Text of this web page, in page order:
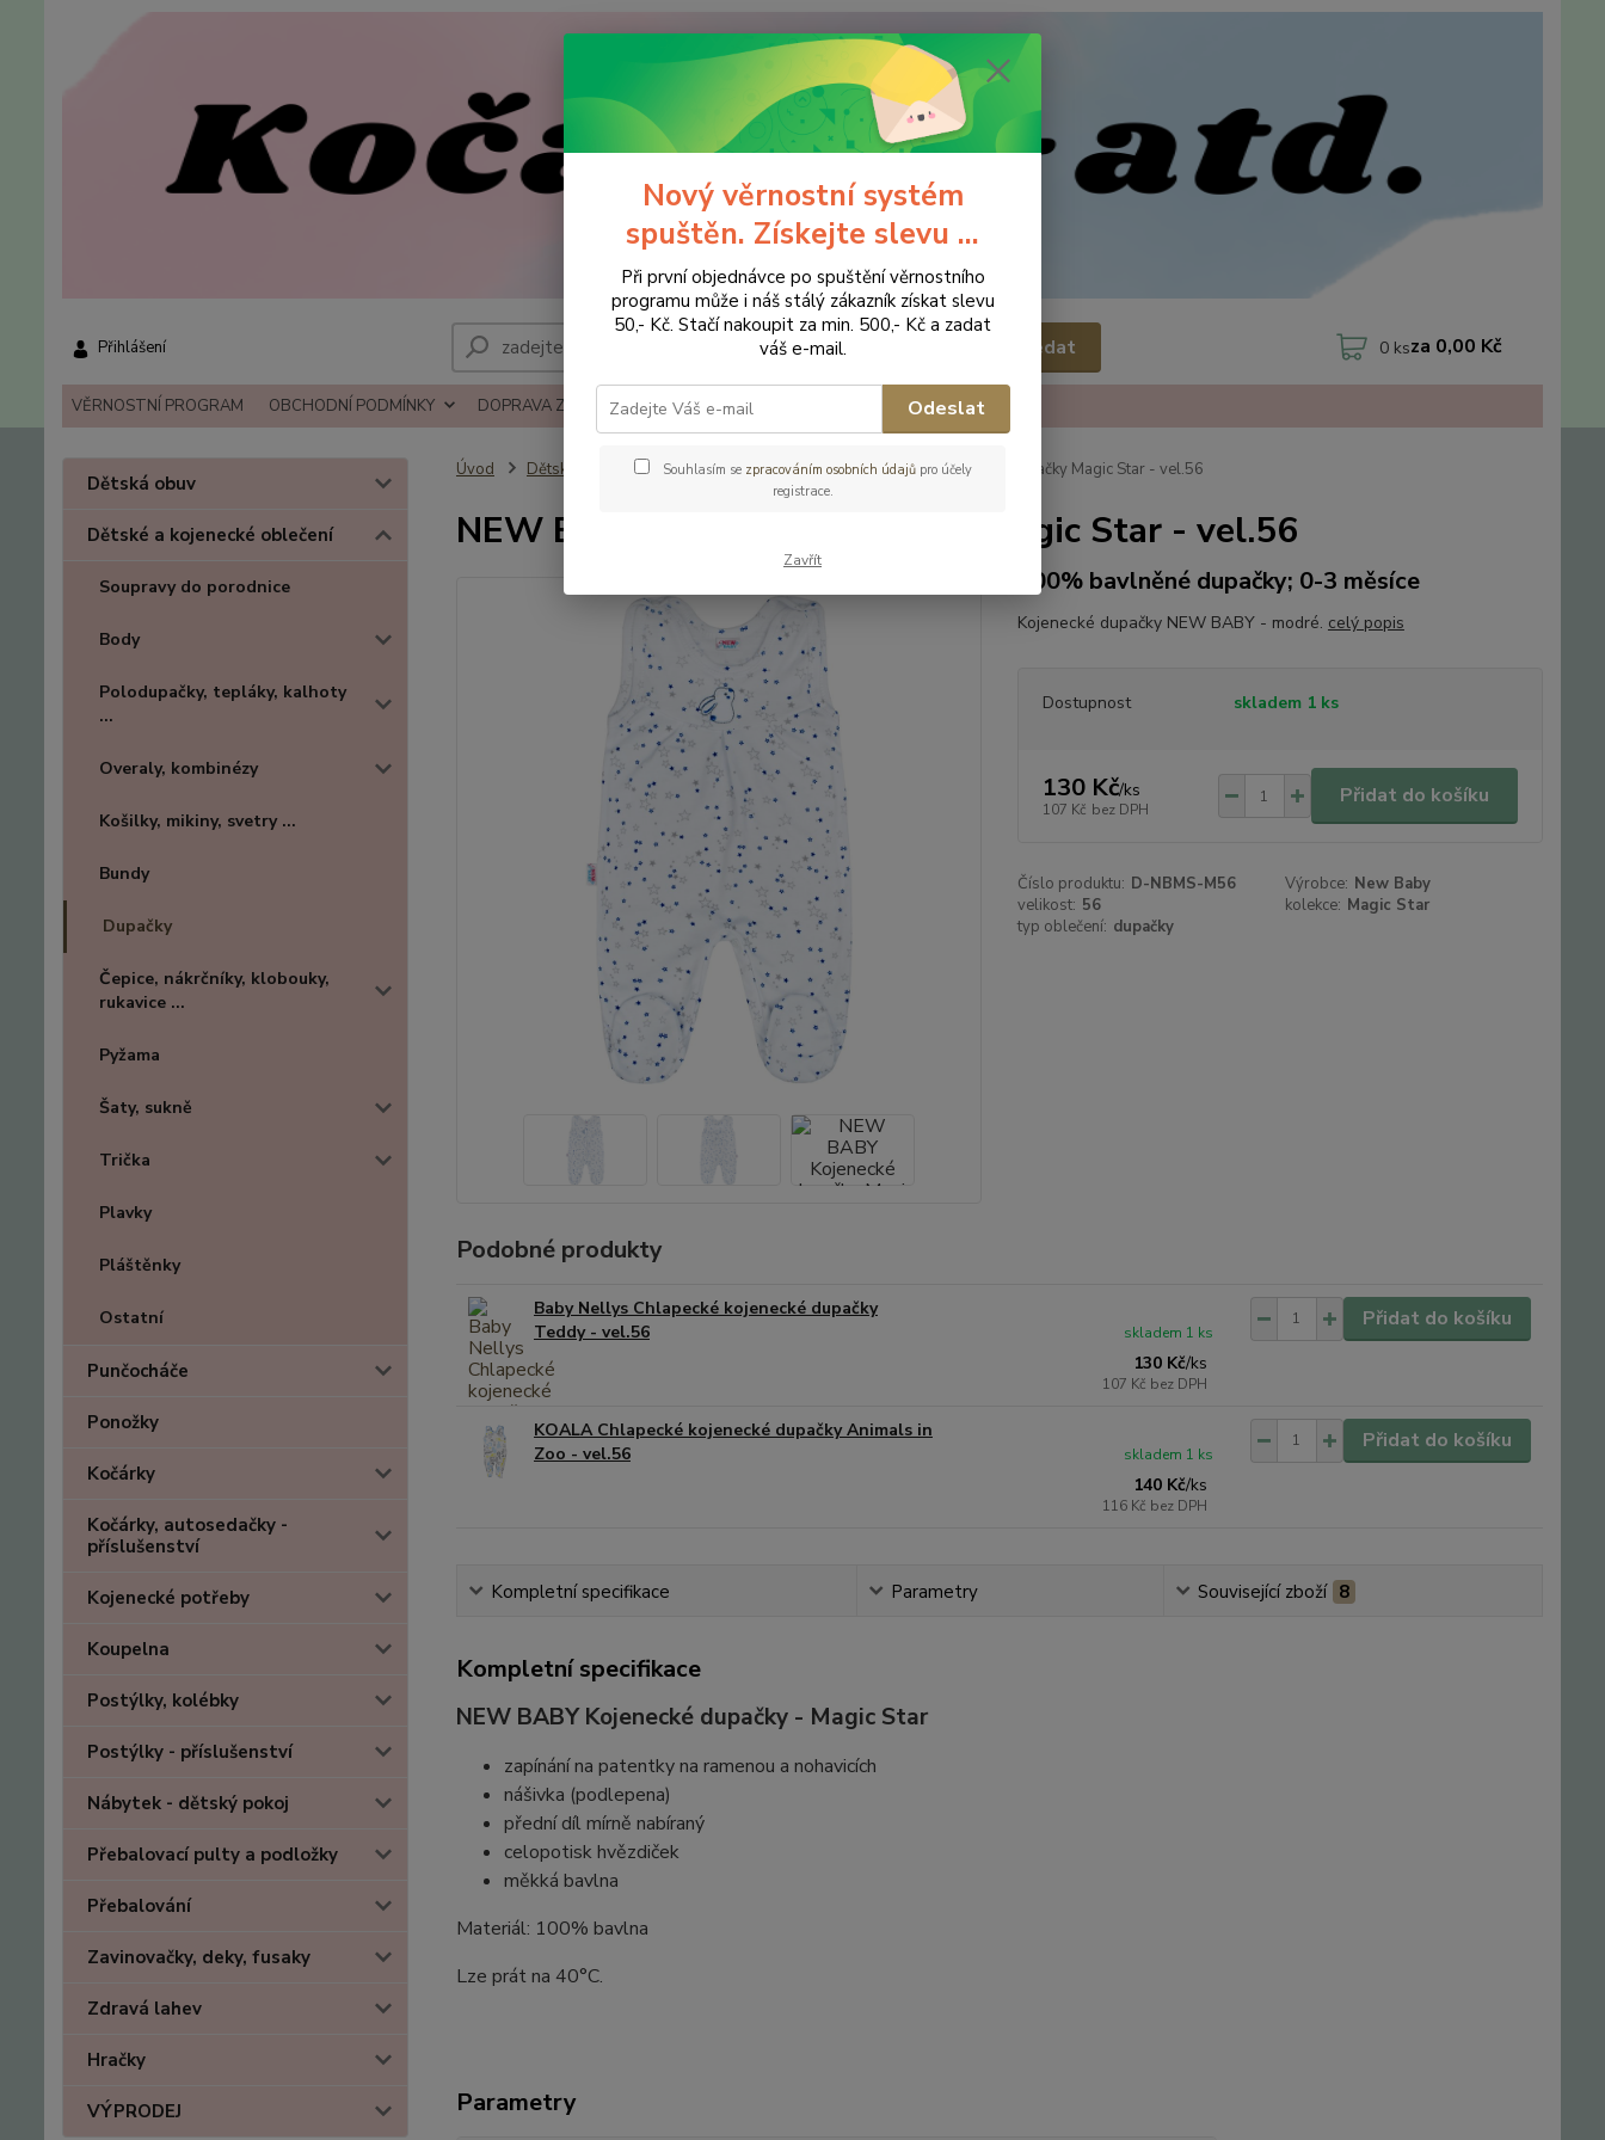
VĚRNOSTNÍ PROGRAM OBCHODNÍ PODMÍNKY DOPRAVA ZBOŽÍ REKLAMACE A VRÁCENÍ ZBOŹÍ KONTAKTY
Přihlášení Hledat 0 ksza 0,00 Kč
Dětská obuv
Dětské a kojenecké oblečení
Soupravy do porodnice
Body
Polodupačky, tepláky, kalhoty
...
Overaly, kombinézy
Košilky, mikiny, svetry ...
Bundy
Dupačky
Čepice, nákrčníky, klobouky,
rukavice ...
Pyžama
Šaty, sukně
Trička
Plavky
Pláštěnky
Ostatní
Punčocháče
Ponožky
Kočárky
Kočárky, autosedačky -
příslušenství
Kojenecké potřeby
Koupelna
Postýlky, kolébky
Postýlky - příslušenství
Nábytek - dětský pokoj
Přebalovací pulty a podložky
Přebalování
Zavinovačky, deky, fusaky
Zdravá lahev
Hračky
VÝPRODEJ
Úvod Dětské a kojenecké oblečení Dupačky NEW BABY Kojenecké dupačky Magic Star - vel.56
NEW BABY Kojenecké dupačky Magic Star - vel.56
100% bavlněné dupačky; 0-3 měsíce
Kojenecké dupačky NEW BABY - modré. celý popis
Dostupnost skladem 1 ks
130 Kč/ks
107 Kč bez DPH
Přidat do košíku
Číslo produktu: D-NBMS-M56 Výrobce: New Baby
velikost: 56 kolekce: Magic Star
typ oblečení: dupačky
Podobné produkty
Baby Nellys Chlapecké kojenecké dupačky
Teddy - vel.56
130 Kč/ks
107 Kč bez DPH
skladem 1 ks
Přidat do košíku
KOALA Chlapecké kojenecké dupačky Animals in
Zoo - vel.56
140 Kč/ks
116 Kč bez DPH
skladem 1 ks
Přidat do košíku
Kompletní specifikace Parametry Související zboží 8
Kompletní specifikace
NEW BABY Kojenecké dupačky - Magic Star
zapínání na patentky na ramenou a nohavicích
nášivka (podlepena)
přední díl mírně nabíraný
celopotisk hvězdiček
měkká bavlna
Materiál: 100% bavlna
Lze prát na 40°C.
Parametry
Nový věrnostní systém
spuštěn. Získejte slevu ...
Při první objednávce po spuštění věrnostního
programu může i náš stálý zákazník získat slevu
50,- Kč. Stačí nakoupit za min. 500,- Kč a zadat
váš e-mail.
Odeslat
Souhlasím se zpracováním osobních údajůpro účely
registrace.
Zavřít